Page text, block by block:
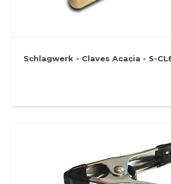
Schlagwerk - Claves Acacia - S-